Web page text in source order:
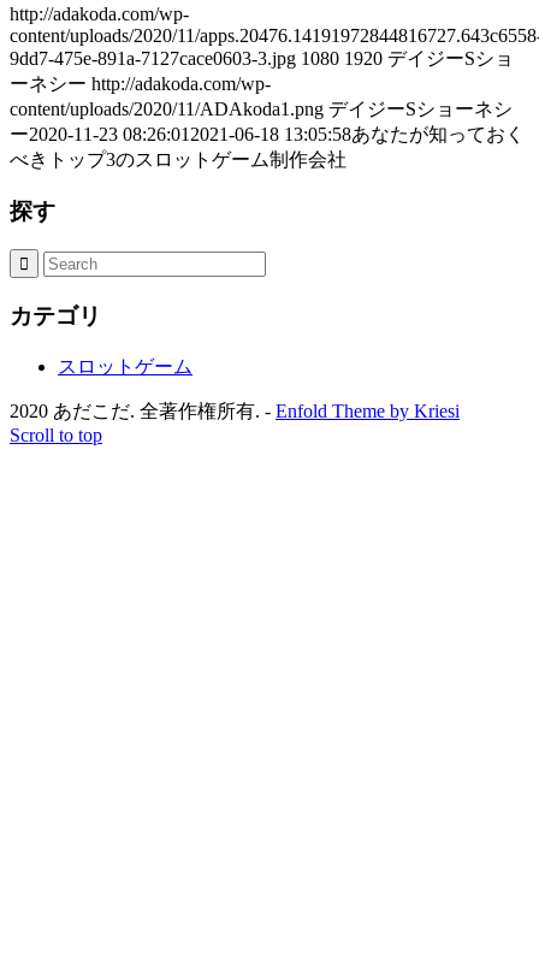
http://adakoda.com/wp-
content/uploads/2020/11/
9dd7-475e-891a-7127cace0603-3.jpg 1080 1920 デイジーSショ
ーネシー http://adakoda.com/wp-
content/uploads/2020/11/ADAkoda1.png デイジーSショーネシ
ー2020-11-23 08:26:01 2021-06-18 13:05:58あなたが知っておく
べきトップ3のスロットゲーム制作会社
探す
カテゴリ
スロットゲーム
2020 あだこだ. 全著作権所有. - Enfold Theme by Kriesi
Scroll to top